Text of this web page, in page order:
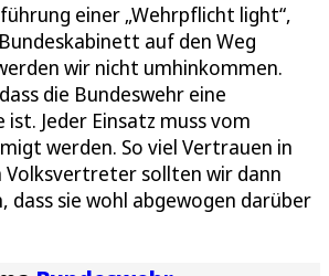
einer „Wehrpflicht light“,
auf den Weg
wir nicht umhinkommen.
die Bundeswehr eine
Jeder Einsatz muss vom
werden. So viel Vertrauen in
Volksvertreter sollten wir dann
dass sie wohl abgewogen darüber